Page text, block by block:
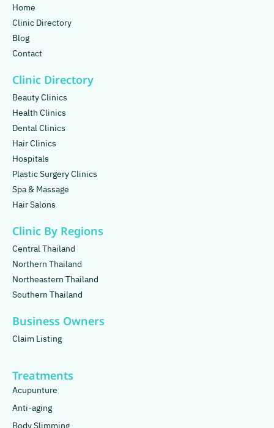
Home
Clinic Directory
Blog
Contact
Clinic Directory
Beauty Clinics
Health Clinics
Dental Clinics
Hair Clinics
Hospitals
Plastic Surgery Clinics
Spa & Massage
Hair Salons
Clinic By Regions
Central Thailand
Northern Thailand
Northeastern Thailand
Southern Thailand
Business Owners
Claim Listing
Treatments
Acupunture
Anti-aging